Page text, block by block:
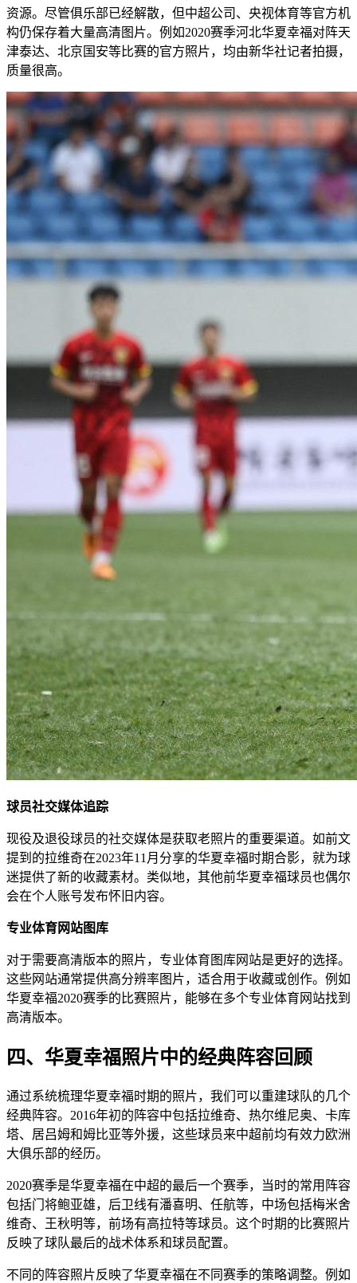
资源。尽管俱乐部已经解散，但中超公司、央视体育等官方机
构仍保存着大量高清图片。例如2020赛季河北华夏幸福对阵天
津泰达、北京国安等比赛的官方照片，均由新华社记者拍摄，
质量很高。
​球员社交媒体追踪​
现役及退役球员的社交媒体是获取老照片的重要渠道。如前文
提到的拉维奇在2023年11月分享的华夏幸福时期合影，就为球
迷提供了新的收藏素材。类似地，其他前华夏幸福球员也偶尔
会在个人账号发布怀旧内容。
​专业体育网站图库​
对于需要高清版本的照片，专业体育图库网站是更好的选择。
这些网站通常提供高分辨率图片，适合用于收藏或创作。例如
华夏幸福2020赛季的比赛照片，能够在多个专业体育网站找到
高清版本。
四、华夏幸福照片中的经典阵容回顾
通过系统梳理华夏幸福时期的照片，我们可以重建球队的几个
经典阵容。2016年初的阵容中包括拉维奇、热尔维尼奥、卡库
塔、居吕姆和姆比亚等外援，这些球员来中超前均有效力欧洲
大俱乐部的经历。
2020赛季是华夏幸福在中超的最后一个赛季，当时的常用阵容
包括门将鲍亚雄，后卫线有潘喜明、任航等，中场包括梅米舍
维奇、王秋明等，前场有高拉特等球员。这个时期的比赛照片
反映了球队最后的战术体系和球员配置。
不同的阵容照片反映了华夏幸福在不同赛季的策略调整。例如